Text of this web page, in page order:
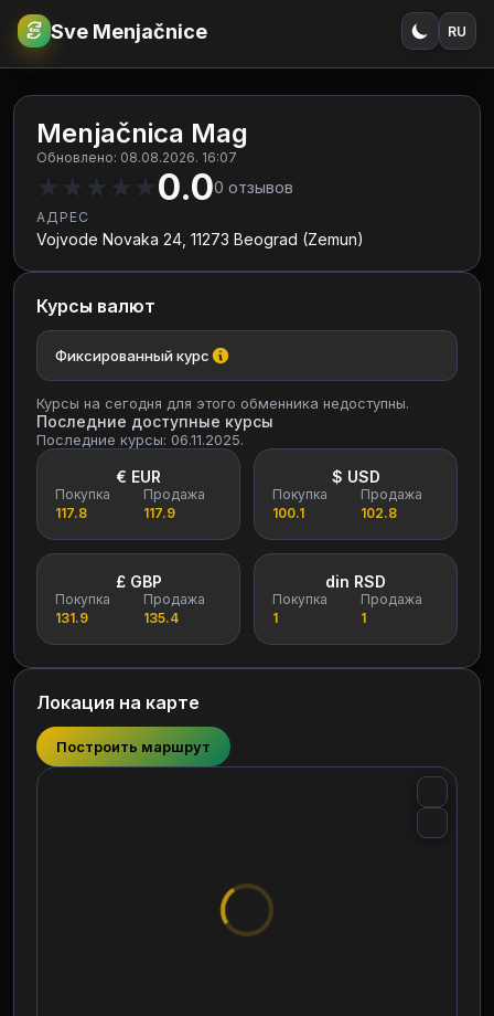
€RSD Sve Menjačnice RU
Menjačnica Mag
Обновлено: 08.08.2026. 16:07
★ ★ ★ ★ ★0.00 отзывов
АДРЕС
Vojvode Novaka 24, 11273 Beograd (Zemun)
Курсы валют
Фиксированный курс
Курсы на сегодня для этого обменника недоступны.
Последние доступные курсы
Последние курсы: 06.11.2025.
€ EUR
Покупка
117.8
Продажа
117.9
$ USD
Покупка
100.1
Продажа
102.8
£ GBP
Покупка
131.9
Продажа
135.4
din RSD
Покупка
1
Продажа
1
Локация на карте
Построить маршрут